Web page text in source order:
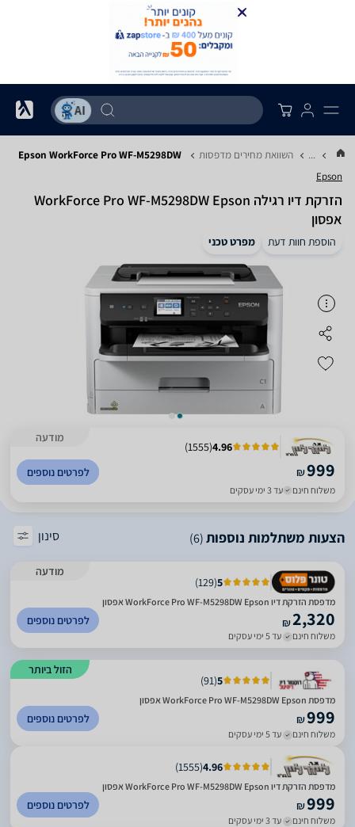
... השוואת מחירים מדפסות Epson WorkForce Pro WF-M5298DW‎
Epson
‏הזרקת דיו ‏רגילה WorkForce Pro WF-M5298DW‎ Epson
אפסון
הוספת חוות דעת מפרט טכני
מודעה
4.96
(
1555
)
₪999
משלוח חינם עד 3 ימי עסקים
לפרטים נוספים
הצעות משתלמות נוספות(6) סינון
מודעה
5
(
129
)
מדפסת ‏הזרקת דיו WorkForce Pro WF-M5298DW‎ Epson אפסון
2,320
₪
משלוח חינם עד 5 ימי עסקים
לפרטים נוספים
הזול ביותר
5
(
91
)
מדפסת WorkForce Pro WF-M5298DW‎ Epson אפסון
₪999
משלוח חינם עד 5 ימי עסקים
לפרטים נוספים
4.96
(
1555
)
מדפסת ‏הזרקת דיו WorkForce Pro WF-M5298DW‎ Epson אפסון
₪999
משלוח חינם עד 3 ימי עסקים
לפרטים נוספים